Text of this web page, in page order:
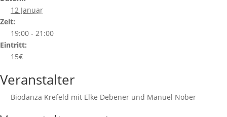
12 Januar
Zeit:
19:00 - 21:00
Eintritt:
15€
Veranstalter
Biodanza Krefeld mit Elke Debener und Manuel Nober